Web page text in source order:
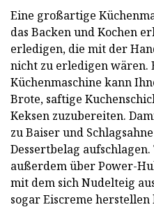
Eine großartige
das Backen und Kochen
erledigen, die mit der
nicht zu erledigen wären.
Küchenmaschine kann
Brote, saftige
Keksen zuzubereiten.
zu Baiser und
Dessertbelag
außerdem über Power-
mit dem sich Nudelteig
sogar Eiscreme herstellen